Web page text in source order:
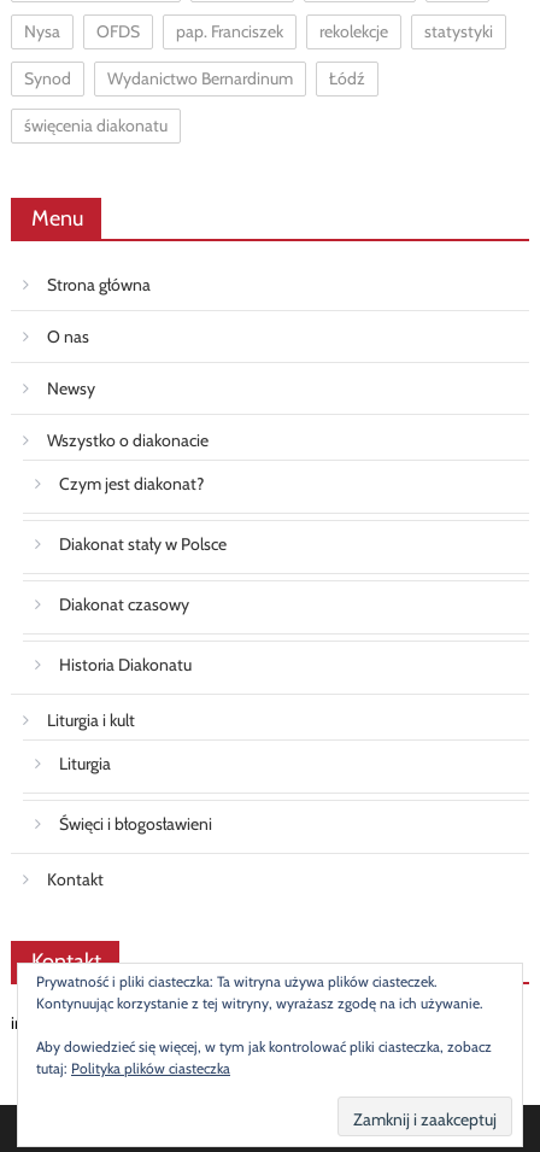
Nysa OFDS pap. Franciszek rekolekcje statystyki
Synod Wydanictwo Bernardinum Łódź
święcenia diakonatu
Menu
Strona główna
O nas
Newsy
Wszystko o diakonacie
Czym jest diakonat?
Diakonat stały w Polsce
Diakonat czasowy
Historia Diakonatu
Liturgia i kult
Liturgia
Święci i błogosławieni
Kontakt
Kontakt
info@diakonat.pl
Newspaper Lite bythemecentury.
Prywatność i pliki ciasteczka: Ta witryna używa plików ciasteczek.
Kontynuując korzystanie z tej witryny, wyrażasz zgodę na ich używanie.
Aby dowiedzieć się więcej, w tym jak kontrolować pliki ciasteczka, zobacz
tutaj: Polityka plików ciasteczka